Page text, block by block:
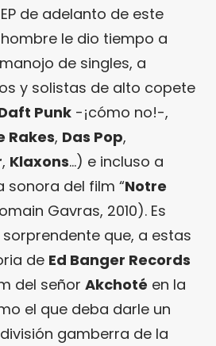
EP de adelanto de este
le dio tiempo a
de singles, a
y solistas de alto copete
Punk -¡cómo no!-,
Rakes, Das Pop,
, Klaxons…) e incluso a
sonora del film “Notre
Gavras, 2010). Es
que, a estas
de Ed Banger Records
del señor Akchoté en la
el que deba darle un
gamberra de la